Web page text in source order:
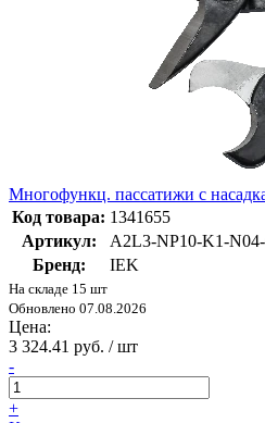
Многофункц. пассатижи с
Код товара: 1341655
Артикул:
A2L3-NP10-K1-
Бренд:
IEK
На складе 15 шт
Обновлено 07.08.2026
Цена:
3 324.41 руб. / шт
-
+